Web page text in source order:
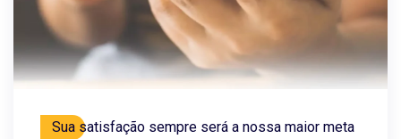
Sua satisfação sempre será a nossa maior meta